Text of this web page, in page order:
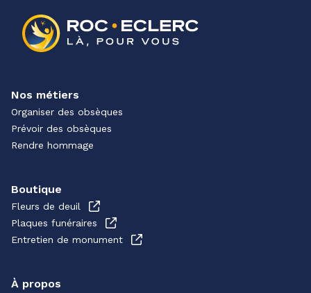
Nos métiers
Organiser des obsèques
Prévoir des obsèques
Rendre hommage
Boutique
Fleurs de deuil
Plaques funéraires
Entretien de monument
À propos